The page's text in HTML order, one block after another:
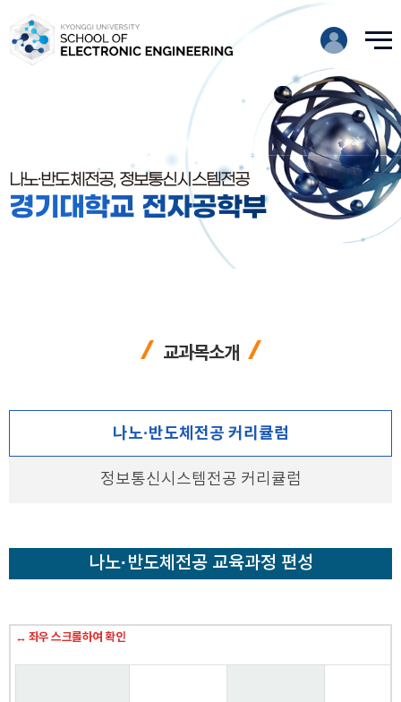
나노·반도체전공, 정보통신시스템전공
경기대학교 전자공학부
교과목소개
나노·반도체전공 커리큘럼
정보통신시스템전공 커리큘럼
나노·반도체전공 교육과정 편성
↔ 좌우 스크롤하여 확인